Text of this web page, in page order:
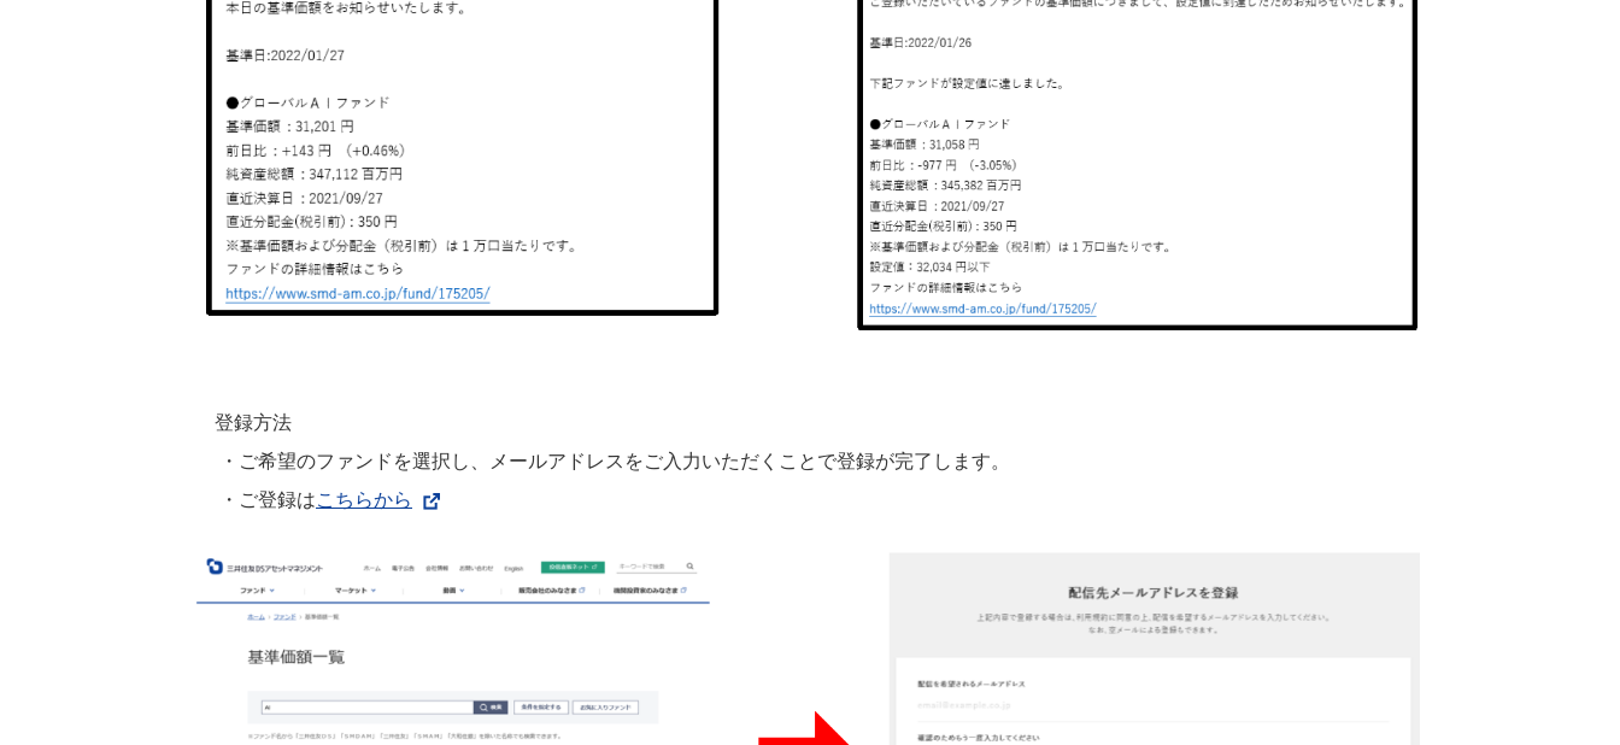
登録方法
・ご希望のファンドを選択し、メールアドレスをご入力いただくことで登録が完了します。
・ご登録はこちらから